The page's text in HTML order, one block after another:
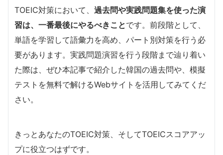
TOEIC対策において、 過去問や実践問題集を使った演
習は、一番最後にやるべきことです。前段階として、
単語を学習して語彙力を高め、パート別対策を行う必
要があります。実践問題演習を行う段階まで辿り着い
た際は、ぜひ本記事で紹介した韓国の過去問や、模擬
テストを無料で解けるWebサイトを活用してみてくだ
さい。
きっとあなたのTOEIC対策、そしてTOEICスコアアッ
プに役立つはずです。